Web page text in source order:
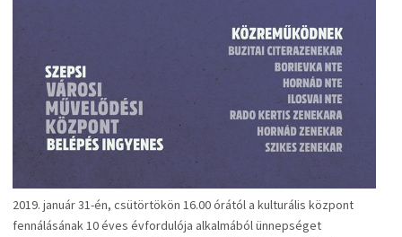
2019. január 31-én, csütörtökön 16.00 órától a kulturális központ
fennálásának 10 éves évfordulója alkalmából ünnepséget